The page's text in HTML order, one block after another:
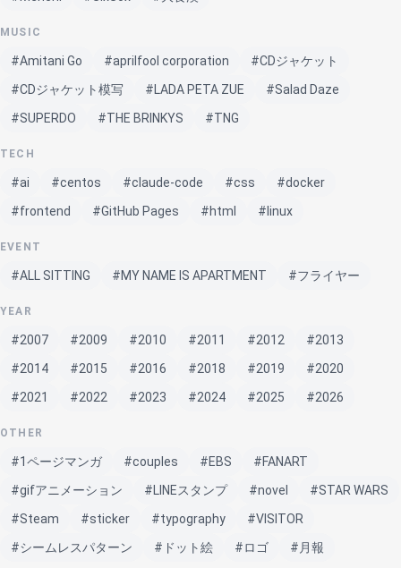
MUSIC
#Amitani Go #aprilfool corporation
#CDジャケット
#CDジャケット模写
#LADA PETA ZUE
#Salad Daze
#SUPERDO
#THE BRINKYS #TNG
TECH
#ai #centos #claude-code #css
#docker
#frontend
#GitHub Pages #html #linux
EVENT
#ALL SITTING #MY NAME IS APARTMENT #フライヤー
YEAR
#2007 #2009 #2010 #2011 #2012
#2013
#2014
#2015 #2016 #2018 #2019
#2020
#2021
#2022 #2023 #2024 #2025 #2026
OTHER
#1ページマンガ #couples #EBS
#FANART
#gifアニメーション
#LINEスタンプ #novel
#STAR WARS
#Steam
#sticker #typography
#VISITOR
#シームレスパターン
#ドット絵 #ロゴ #月報